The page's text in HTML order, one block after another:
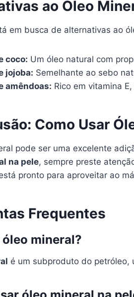
ao Óleo
em busca de alternativas ao
coco: Um óleo natural com
jojoba: Semelhante ao sebo
amêndoas: Rico em vitamina
Como Usar
pode ser uma excelente
na pele, sempre preste
pronto para aproveitar ao
Frequentes
óleo mineral?
é um subproduto do petróleo,